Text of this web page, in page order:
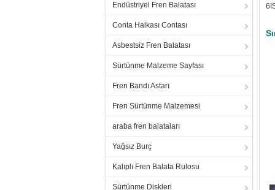
Endüstriyel Fren Balatası
Conta Halkası Contası
Asbestsiz Fren Balatası
Sürtünme Malzeme Sayfası
Fren Bandı Astarı
Fren Sürtünme Malzemesi
araba fren balataları
Yağsız Burç
Kalıplı Fren Balata Rulosu
Sürtünme Diskleri